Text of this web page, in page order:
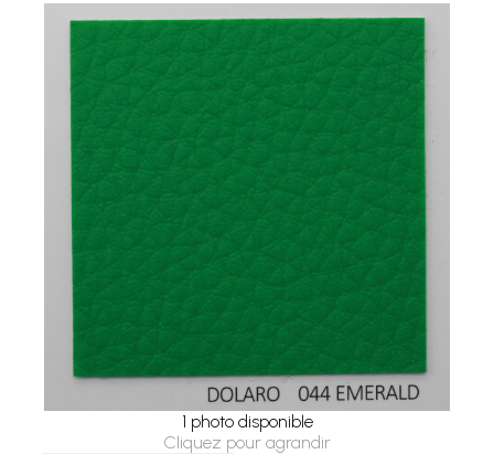
1 photo disponible
Cliquez pour agrandir